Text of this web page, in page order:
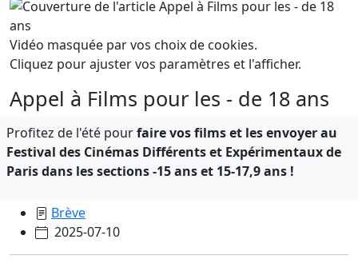
Vidéo masquée par vos choix de cookies.
Cliquez pour ajuster vos paramètres et l'afficher.
Appel à Films pour les - de 18 ans
Profitez de l'été pourfaire vos films et les envoyer au
Festival des Cinémas Différents et Expérimentaux de
Parisdans les sections -15 ans et 15-17,9 ans !
Brève
2025-07-10